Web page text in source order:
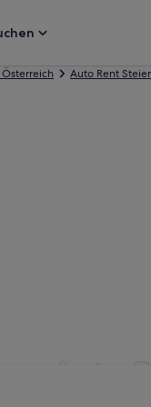
Auto Rent
Auto